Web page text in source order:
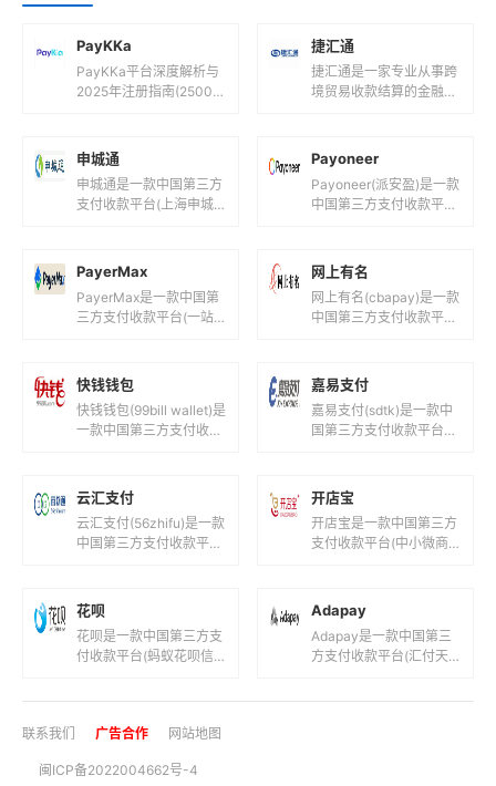
PayKKa
PayKKa平台深度解析与
2025年注册指南(2500
1 平台背景...
捷汇通
捷汇通是一家专业从事跨
境贸易收款结算的金融科
汇通支持多种主流货币，
包括但不限...
申城通
申城通是一款中国第三方
支付收款平台(上海申城
货币之间的电子支付、转
账和汇款服...
Payoneer
Payoneer(派安盈)是一款
中国第三方支付收款平台
币,美元,欧元,英镑...
PayerMax
PayerMax是一款中国第
三方支付收款平台(一站
等国际主流货币之间的电
子...
网上有名
网上有名(cbapay)是一款
中国第三方支付收款平台
人民币等国际主流货币之
间...
快钱钱包
快钱钱包(99bill wallet)是
一款中国第三方支付收款
等国际主流货币之...
嘉易支付
嘉易支付(sdtk)是一款中
国第三方支付收款平台
持人民币等国际主流货币
之间的...
云汇支付
云汇支付(56zhifu)是一款
中国第三方支付收款平台
国际主流货币之间的电
子...
开店宝
开店宝是一款中国第三方
支付收款平台(中小微商
民币等国际主流货币之间
的电子支付...
花呗
花呗是一款中国第三方支
付收款平台(蚂蚁花呗信
服务。花呗...
Adapay
Adapay是一款中国第三
方支付收款平台(汇付天
联系我们 广告合作 网站地图
闽ICP备2022004662号-4